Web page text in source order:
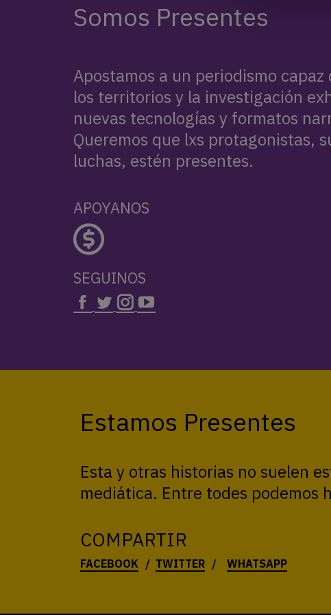
Somos Presentes
Apostamos a un periodismo
los territorios y la investigación
nuevas tecnologías y formatos
Queremos que lxs protagonistas,
luchas, estén presentes.
APOYANOS
SEGUINOS
Estamos Presentes
Esta y otras historias no suelen
mediática. Entre todes podemos
COMPARTIR